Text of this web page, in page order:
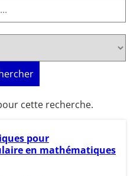
cette recherche.
pour
en mathématiques